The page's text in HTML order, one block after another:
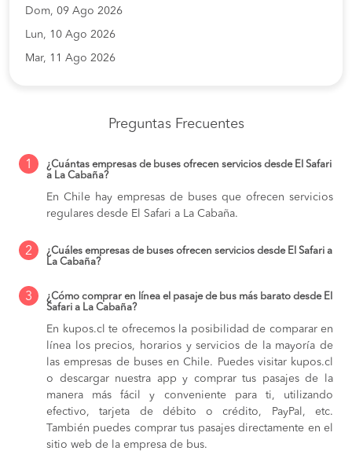
Dom, 09 Ago 2026
Lun, 10 Ago 2026
Mar, 11 Ago 2026
Preguntas Frecuentes
1
¿Cuántas empresas de buses ofrecen servicios desde El Safari
a La Cabaña?
En Chile hay empresas de buses que ofrecen servicios
regulares desde El Safari a La Cabaña.
2
¿Cuáles empresas de buses ofrecen servicios desde El Safari a
La Cabaña?
3
¿Cómo comprar en línea el pasaje de bus más barato desde El
Safari a La Cabaña?
En kupos.cl te ofrecemos la posibilidad de comparar en
línea los precios, horarios y servicios de la mayoría de
las empresas de buses en Chile. Puedes visitar kupos.cl
o descargar nuestra app y comprar tus pasajes de la
manera más fácil y conveniente para ti, utilizando
efectivo, tarjeta de débito o crédito, PayPal, etc.
También puedes comprar tus pasajes directamente en el
sitio web de la empresa de bus.